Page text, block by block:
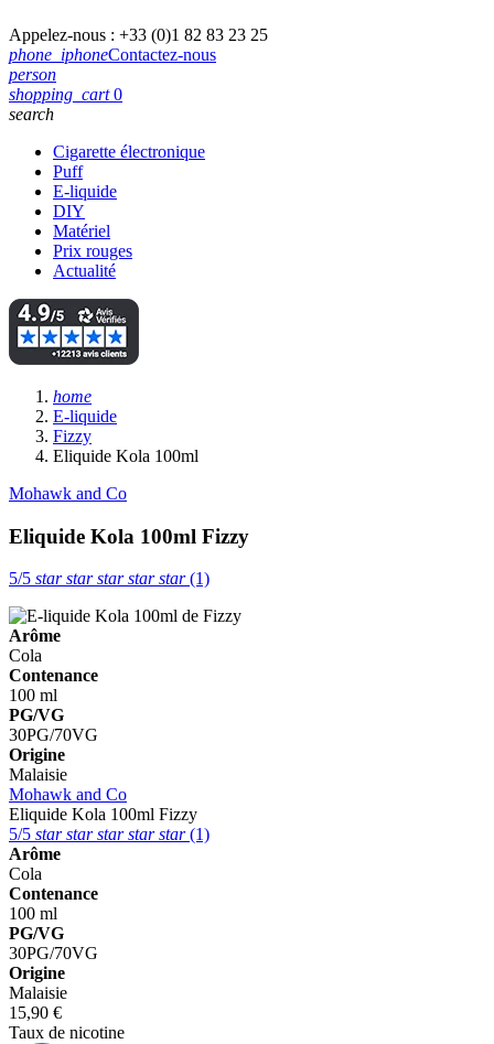
Appelez-nous : +33 (0)1 82 83 23 25
phone_iphoneContactez-nous
person
shopping_cart 0
search
Cigarette électronique
Puff
E-liquide
DIY
Matériel
Prix rouges
Actualité
home
E-liquide
Fizzy
Eliquide Kola 100ml
Mohawk and Co
Eliquide Kola 100ml Fizzy
5/5 starstarstarstarstar(1)
Arôme
Cola
Contenance
100 ml
PG/VG
30PG/70VG
Origine
Malaisie
Mohawk and Co
Eliquide Kola 100ml Fizzy
5/5 starstarstarstarstar(1)
Arôme
Cola
Contenance
100 ml
PG/VG
30PG/70VG
Origine
Malaisie
15,90 €
Taux de nicotine